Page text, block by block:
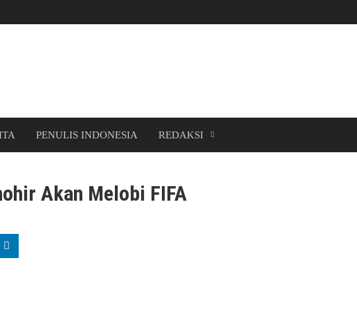
PENULIS INDONESIA REDAKSI
Akan Melobi FIFA